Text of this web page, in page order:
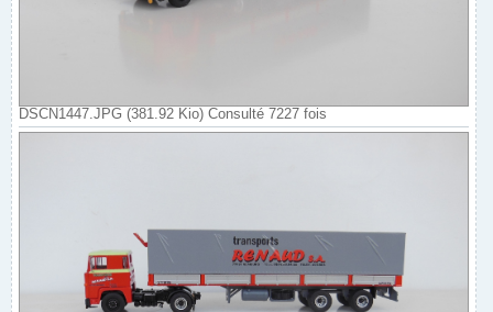
DSCN1447.JPG (381.92 Kio) Consulté 7227 fois